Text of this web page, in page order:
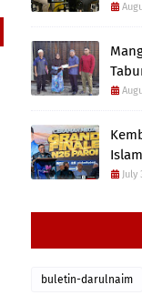
July
buletin-darulnaim